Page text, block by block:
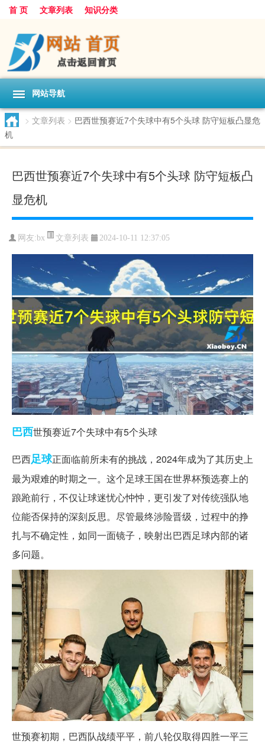
首 页 文章列表 知识分类
网站导航
> 文章列表 > 巴西世预赛近7个失球中有5个头球 防守短板凸显危
机
巴西世预赛近7个失球中有5个头球 防守短板凸
显危机
网友:bx 文章列表 2024-10-11 12:37:05
巴西世预赛近7个失球中有5个头球
巴西足球正面临前所未有的挑战，2024年成为了其历史上
最为艰难的时期之一。这个足球王国在世界杯预选赛上的
踉跄前行，不仅让球迷忧心忡忡，更引发了对传统强队地
位能否保持的深刻反思。尽管最终涉险晋级，过程中的挣
扎与不确定性，如同一面镜子，映射出巴西足球内部的诸
多问题。
世预赛初期，巴西队战绩平平，前八轮仅取得四胜一平三